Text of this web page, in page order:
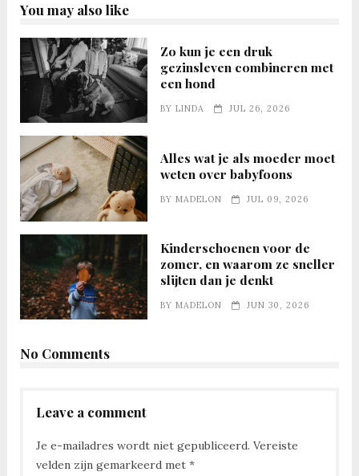
You may also like
Zo kun je een druk
gezinsleven combineren met
een hond
BYLINDA JUL 26, 2026
Alles wat je als moeder moet
weten over babyfoons
BYMADELON JUL 09, 2026
Kinderschoenen voor de
zomer, en waarom ze sneller
slijten dan je denkt
BYMADELON JUN 30, 2026
No Comments
Leave a comment
Je e-mailadres wordt niet gepubliceerd. Vereiste
velden zijn gemarkeerd met *